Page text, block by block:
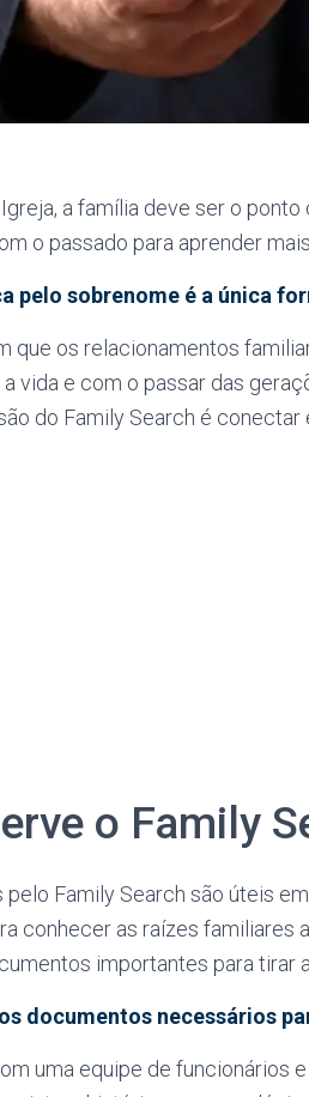
a família deve ser o
o passado para aprender
pelo sobrenome é a única
que os relacionamentos
vida e com o passar das
do Family Search é conectar
o Family
Family Search são úteis
conhecer as raízes
importantes para tirar
documentos necessários
uma equipe de funcionários